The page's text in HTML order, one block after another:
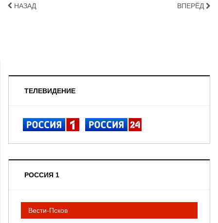
НАЗАД ВПЕРЁД
ТЕЛЕВИДЕНИЕ
РОССИЯ 1
Вести-Псков